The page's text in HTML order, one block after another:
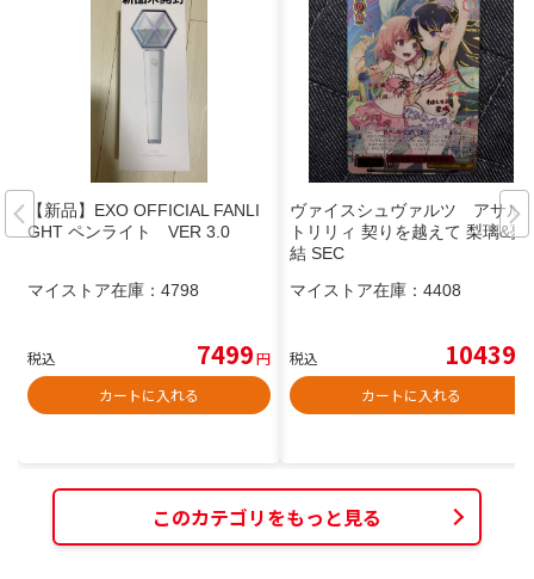
【新品】EXO OFFICIAL FANLI
GHT ペンライト VER 3.0
マイストア在庫： 4798
税込 7499円
カートに入れる
ヴァイスシュヴァルツ アサル
トリリィ 契りを越えて 梨璃&夢
結 SEC
マイストア在庫： 4408
税込 10439
カートに入れる
このカテゴリをもっと見る